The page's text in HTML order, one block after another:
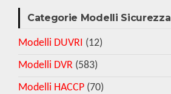
Categorie Modelli Sicurezza
Modelli DUVRI (12)
Modelli DVR (583)
Modelli HACCP (70)